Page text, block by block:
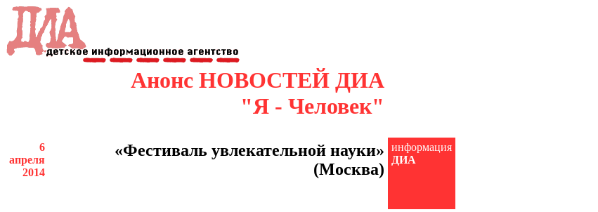
Анонс НОВОСТЕЙ ДИА
"Я - Человек"
6
апреля
2014
«Фестиваль увлекательной науки»
(Москва)
информация
ДИА